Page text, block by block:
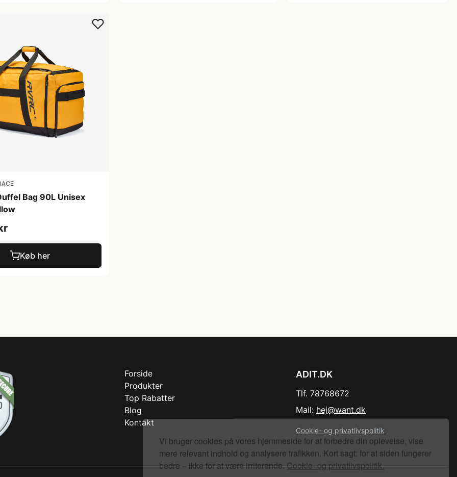
Vi bruger cookies på vores hjemmeside for at forbedre din oplevelse, vise
mere relevant indhold og analysere trafikken. Kort sagt: for at siden fungerer
Cookie- og privatlivspolitik.
Bag 90L Unisex
Køb her
Forside
Produkter
Top Rabatter
Blog
Kontakt
ADIT.DK
Tlf. 78768672
Mail: hej@want.dk
Cookie- og privatlivspolitik